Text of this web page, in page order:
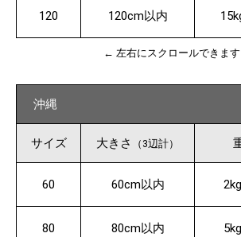
120 120cm以内
← 左右にスクロールできま
沖縄
サイズ 大きさ （3辺計）
60 60cm以内
80 80cm以内